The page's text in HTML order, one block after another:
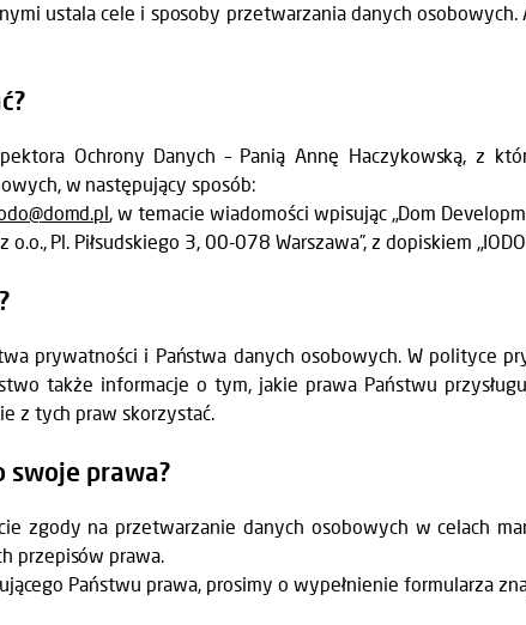
ustala cele i sposoby przetwarzania danych
Ochrony Danych – Panią Annę Haczykowską, z
w następujący sposób:
, w temacie wiadomości wpisując „Dom
Pl. Piłsudskiego 3, 00-078 Warszawa”, z dopiskiem
prywatności i Państwa danych osobowych. W polityce
także informacje o tym, jakie prawa Państwu
z tych praw skorzystać.
swoje prawa?
zgody na przetwarzanie danych osobowych w celach
przepisów prawa.
Państwu prawa, prosimy o wypełnienie formularza